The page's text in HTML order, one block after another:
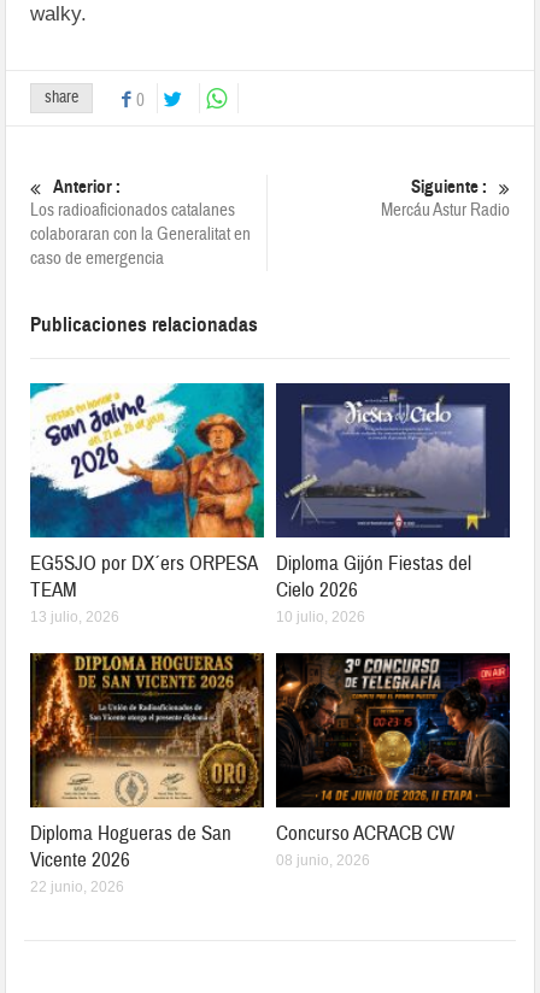
walky.
share 0
Anterior :
Los radioaficionados catalanes
colaboraran con la Generalitat en
caso de emergencia
Siguiente :
Mercáu Astur Radio
Publicaciones relacionadas
EG5SJO por DX´ers ORPESA
TEAM
13 julio, 2026
Diploma Gijón Fiestas del
Cielo 2026
10 julio, 2026
Diploma Hogueras de San
Vicente 2026
22 junio, 2026
Concurso ACRACB CW
08 junio, 2026